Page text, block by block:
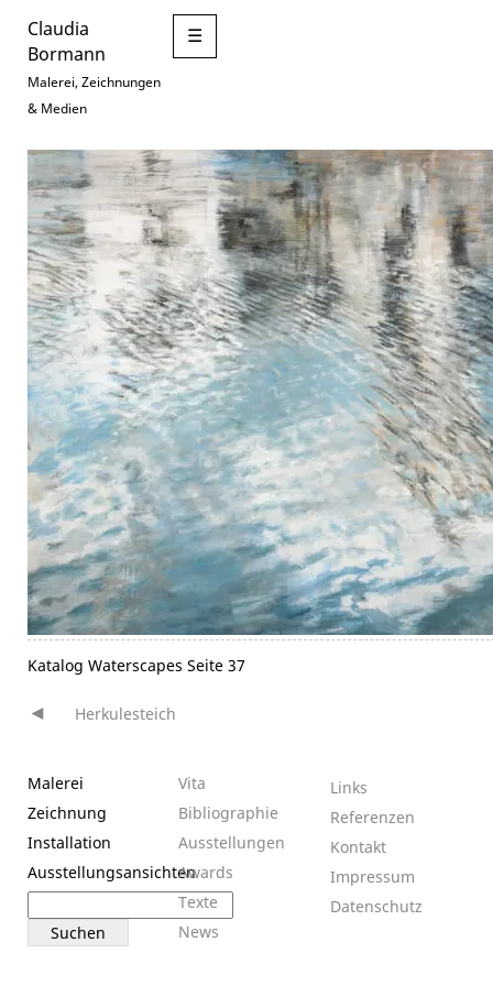
Claudia
Bormann
Malerei, Zeichnungen
& Medien
☰
Katalog Waterscapes Seite 37
Beitragsnavigation
Herkulesteich
Malerei
Zeichnung
Installation
Ausstellungsansichten
nach:
Vita
Bibliographie
Ausstellungen
Awards
Texte
News
Links
Referenzen
Kontakt
Impressum
Datenschutz